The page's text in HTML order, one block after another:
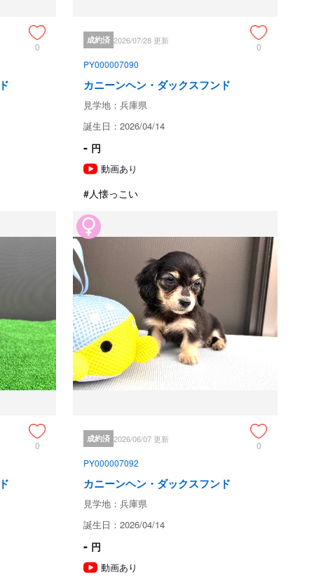
Ａノーマル
ＲＡノーマル
症する事はありません
と一緒に大切な時期を過ごしています。
約必要)。
べているフード１kgをお付けします。
めお問い合わせができません。
兵庫県丹波市
代金の１/3ご入金頂く事で他のお客様からの問い合わせを受
け付けないステータス（商談中）へ変更いたします。・
0
成約済 2026/07/28 更新
0
PY000007090
カニーンヘン・ダックスフンド
見学地：兵庫県
誕生日：2026/04/14
- 円
動画あり
#人懐っこい
0
成約済 2026/06/07 更新
0
PY000007092
カニーンヘン・ダックスフンド
見学地：兵庫県
誕生日：2026/04/14
- 円
動画あり